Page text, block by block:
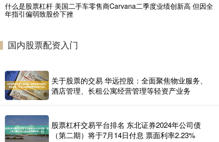
什么是股票杠杆 美国二手车零售商Carvana二季度业绩创新高 但因全
年指引偏弱致股价下挫
当地时间7月29日，美国线上二手车零售商Carvana发布第二季度财
报。受新车价格高企推升二手车市场需求影响，该公司当季
国内股票配资入门
关于股票的交易 华远控股：全面聚焦物业服务、
酒店管理、长租公寓经营管理等轻资产业务
股票杠杆交易平台排名 东北证券2024年公司债
（第二期）将于7月14日付息 票面利率2.23%